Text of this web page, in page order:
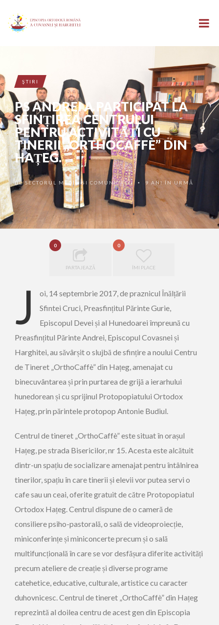
ŞTIRI
PS ANDREI A PARTICIPAT LA
SFINȚIREA CENTRULUI
PENTRU ACTIVITĂȚI CU
TINERII ,,ORTHOCAFFÈ” DIN
HAȚEG.
DESECTORUL MEDIA ȘI COMUNICAȚII • 9 ANI ÎN URMĂ
0
PARTAJEAZĂ
0
ÎMI PLACE
J
oi, 14 septembrie 2017, de praznicul Înălțării
Sfintei Cruci, Preasfințitul Părinte Gurie,
Episcopul Devei și al Hunedoarei împreună cu
Preasfințitul Părinte Andrei, Episcopul Covasnei și
Harghitei, au săvârșit o slujbă de sfințire a noului Centru
de Tineret „OrthoCaffè” din Hațeg, amenajat cu
binecuvântarea și prin purtarea de grijă a ierarhului
hunedorean și cu sprijinul Protopopiatului Ortodox
Hațeg, prin părintele protopop Antonie Budiul.
Centrul de tineret „OrthoCaffè” este situat în orașul
Hațeg, pe strada Bisericilor, nr 15. Acesta este alcătuit
dintr-un spațiu de socializare amenajat pentru întâlnirea
tinerilor, spațiu în care tinerii și elevii vor putea servi o
cafe sau un ceai, oferite gratuit de către Protopopiatul
Ortodox Hațeg. Centrul dispune de o cameră de
consiliere psiho-pastorală, o sală de videoproiecție,
miniconferințe și miniconcerte precum și o sală
multifuncțională în care se vor desfășura diferite activități
precum ateliere de creație și diverse programe
catehetice, educative, culturale, artistice cu caracter
duhovnicesc. Centrul de tineret „OrthoCaffè” din Hațeg
reprezintă al doilea centru de acest gen din Episcopia